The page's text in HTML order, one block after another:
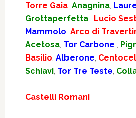
Torre Gaia, Anagnina,
Grottaperfetta , Lucio
Mammolo, Arco di
Acetosa, Tor Carbone ,
Basilio, Alberone,
Schiavi, Tor Tre Teste,
Castelli Romani